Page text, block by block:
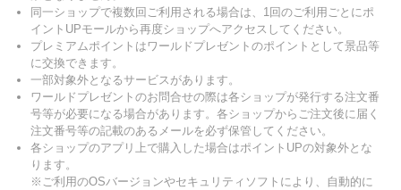
同一ショップで複数回ご利用される場合は、1回のご利用ごとにポ
イントUPモールから再度ショップへアクセスしてください。
プレミアムポイントはワールドプレゼントのポイントとして景品等
に交換できます。
一部対象外となるサービスがあります。
ワールドプレゼントのお問合せの際は各ショップが発行する注文番
号等が必要になる場合があります。各ショップからご注文後に届く
注文番号等の記載のあるメールを必ず保管してください。
各ショップのアプリ上で購入した場合はポイントUPの対象外とな
ります。
※ご利用のOSバージョンやセキュリティソフトにより、自動的に